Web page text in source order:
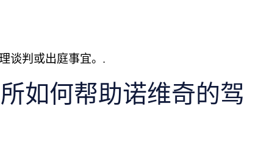
谈判或出庭事宜。.
如何帮助诺维奇的驾